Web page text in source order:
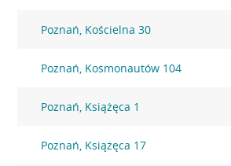
Poznań, Kościelna 30
Poznań, Kosmonautów 104
Poznań, Książęca 1
Poznań, Książęca 17